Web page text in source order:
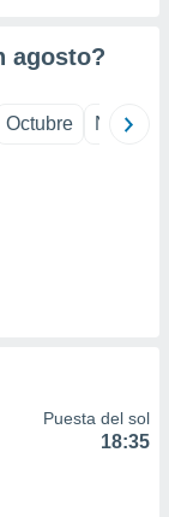
agosto?
Octubre
Puesta del sol
18:35